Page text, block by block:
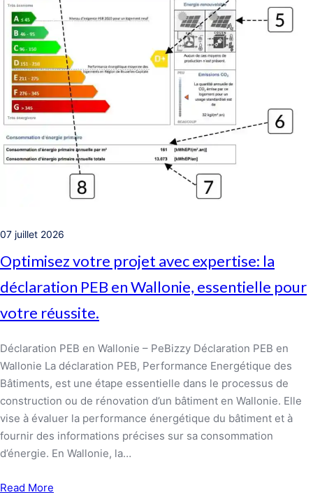
07 juillet 2026
Optimisez votre projet avec expertise: la
déclaration PEB en Wallonie, essentielle pour
votre réussite.
Déclaration PEB en Wallonie – PeBizzy Déclaration PEB en
Wallonie La déclaration PEB, Performance Energétique des
Bâtiments, est une étape essentielle dans le processus de
construction ou de rénovation d’un bâtiment en Wallonie. Elle
vise à évaluer la performance énergétique du bâtiment et à
fournir des informations précises sur sa consommation
d’énergie. En Wallonie, la…
Read More